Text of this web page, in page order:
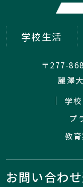
学校生活
〒277-
麗澤
学
プ
教
お問い合わ